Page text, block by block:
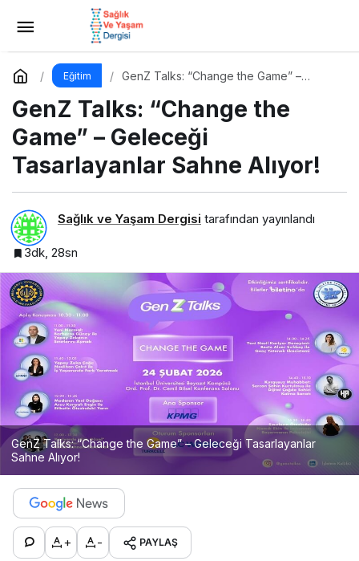
Eğitim
GenZ Talks: “Change the Game” –
GenZ Talks: “Change the
Game” – Geleceği
Tasarlayanlar Sahne Alıyor!
Sağlık ve Yaşam Dergisi tarafından yayınlandı
3dk, 28sn
GenZ Talks: “Change the Game” – Geleceği Tasarlayanlar
Sahne Alıyor!
+ - PAYLAŞ
Erasmus Yapan Öğrenciler: Sadece Ülke
Değil, Bakış Açısı da Değişiyor
Yorum Yap